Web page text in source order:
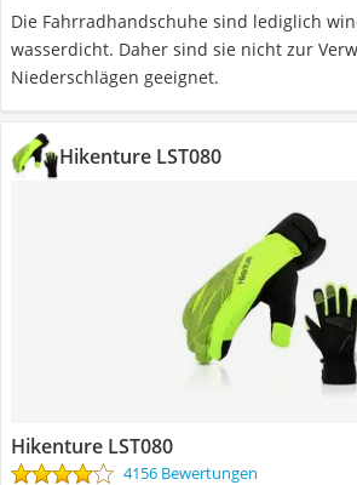
Die Fahrradhandschuhe sind lediglich
wasserdicht. Daher sind sie nicht zur
Niederschlägen geeignet.
Hikenture LST080
Hikenture LST080
4156 Bewertungen